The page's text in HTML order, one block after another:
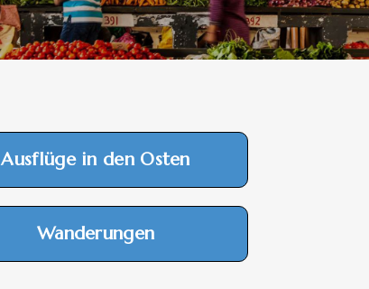
Ausflüge in den Osten
Wanderungen